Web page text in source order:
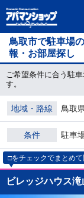
鳥取市で駐車場
報・お部屋探し
ご希望条件に合う駐
す。
地域・路線 鳥取
条件 駐車
□をチェックでまとめ
ビレッジハウス